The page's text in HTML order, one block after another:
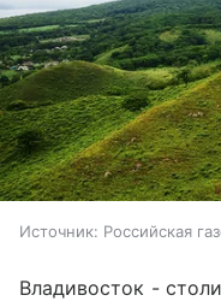
Источник: Российская
Владивосток -